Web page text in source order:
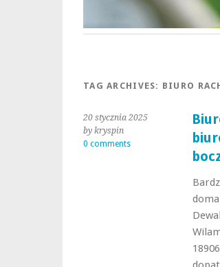
TAG ARCHIVES: BIURO
20 stycznia 2025
by kryspin
0 comments